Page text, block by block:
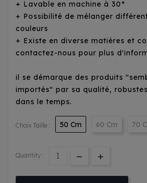
+ Lavable en machine à 30°
+ Possibilité de mélanger
couleurs
+ Existe en diverse matières et
contactez-nous pour plus
il se démarque des produits
importés" par sa qualité,
dans le temps.
Choix Taille : 50 Cm 60 Cm 70
Quantity :